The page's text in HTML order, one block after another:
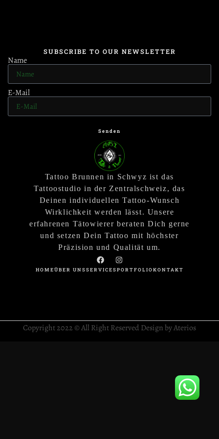
SUBSCRIBE TO OUR NEWSLETTER
Name
E-Mail
Senden
Tattoo Brunnen in Schwyz ist das
Tattoostudio in der Zentralschweiz, das
Deinen individuellen Tattoo-Wunsch
Wirklichkeit werden lässt. Unsere
erfahrenen Tätowierer beraten Dich gerne
und setzen Dein Tattoo mit höchster
Präzision und Qualität um.
HOMEÜBER UNSSERVICESPORTFOLIOKONTAKT
Copyright 2022 © All Right Reserved Design by Aterios